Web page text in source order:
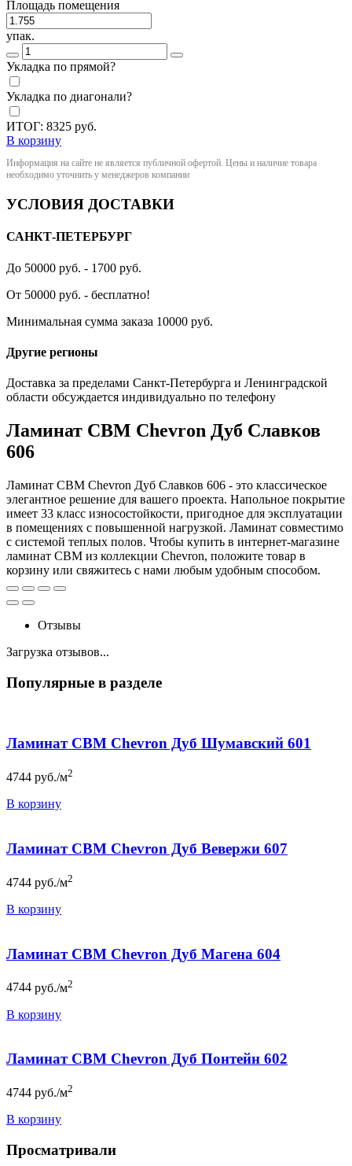
Площадь помещения
упак.
Укладка по прямой?
Укладка по диагонали?
ИТОГ: 8325 руб.
В корзину
Информация на сайте не является публичной офертой. Цены и наличие товара
необходимо уточнить у менеджеров компании
УСЛОВИЯ ДОСТАВКИ
САНКТ-ПЕТЕРБУРГ
До 50000 руб. - 1700 руб.
От 50000 руб. - бесплатно!
Минимальная сумма заказа 10000 руб.
Другие регионы
Доставка за пределами Санкт-Петербурга и Ленинградской
области обсуждается индивидуально по телефону
Ламинат CBM Chevron Дуб Славков
606
Ламинат CBM Chevron Дуб Славков 606 - это классическое
элегантное решение для вашего проекта. Напольное покрытие
имеет 33 класс износостойкости, пригодное для эксплуатации
в помещениях с повышенной нагрузкой. Ламинат совместимо
с системой теплых полов. Чтобы купить в интернет-магазине
ламинат CBM из коллекции Chevron, положите товар в
корзину или свяжитесь с нами любым удобным способом.
Отзывы
Загрузка отзывов...
Популярные в разделе
Ламинат CBM Chevron Дуб Шумавский 601
4744 руб./м2
В корзину
Ламинат CBM Chevron Дуб Вевержи 607
4744 руб./м2
В корзину
Ламинат CBM Chevron Дуб Магена 604
4744 руб./м2
В корзину
Ламинат CBM Chevron Дуб Понтейн 602
4744 руб./м2
В корзину
Просматривали